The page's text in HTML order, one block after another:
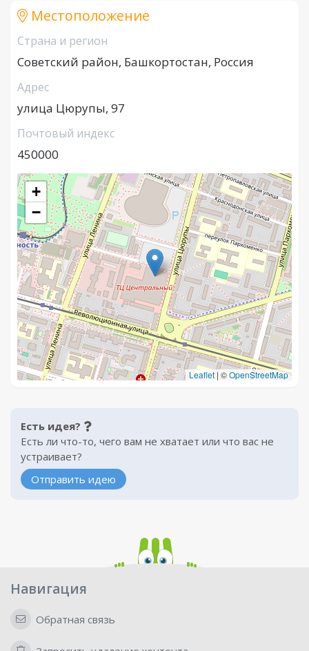
Местоположение
Страна и регион
Советский район, Башкортостан, Россия
Адрес
улица Цюрупы, 97
Почтовый индекс
450000
+
−
Leaflet | ©OpenStreetMap
Есть идея?
Есть ли что-то, чего вам не хватает или что вас не
устраивает?
Отправить идею
Навигация
Обратная связь